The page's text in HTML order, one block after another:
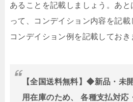
あることを記載しましょう。あと
って、コンデイション内容を記
コンデイション例を記載しておき
【全国送料無料】◆新品・
用在庫のため、 各種支払対応